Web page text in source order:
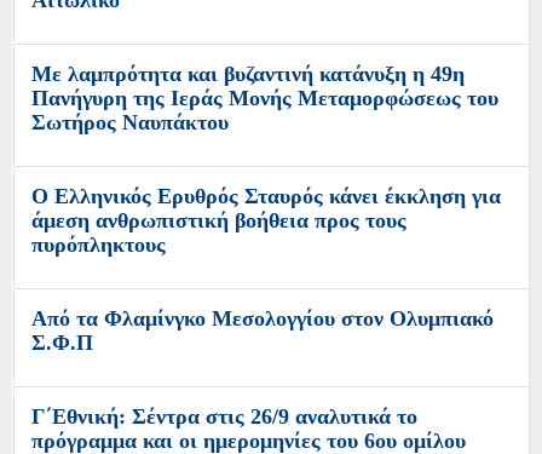
Με λαμπρότητα και βυζαντινή κατάνυξη η 49η
Πανήγυρη της Ιεράς Μονής Μεταμορφώσεως του
Σωτήρος Ναυπάκτου
Ο Ελληνικός Ερυθρός Σταυρός κάνει έκκληση για
άμεση ανθρωπιστική βοήθεια προς τους
πυρόπληκτους
Από τα Φλαμίνγκο Μεσολογγίου στον Ολυμπιακό
Σ.Φ.Π
Γ΄Εθνική: Σέντρα στις 26/9 αναλυτικά το
πρόγραμμα και οι ημερομηνίες του 6ου ομίλου